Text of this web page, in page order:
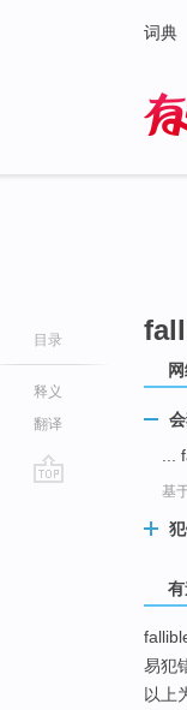
词典
目录
释义
翻译
基
易犯
以上